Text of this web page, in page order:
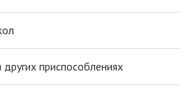
приспособлениях